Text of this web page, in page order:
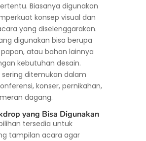
Biasanya digunakan
konsep visual dan
yang diselenggarakan.
digunakan bisa berupa
papan, atau bahan lainnya
kebutuhan desain.
sering ditemukan dalam
konser, pernikahan,
dagang.
yang Bisa Digunakan
tersedia untuk
tampilan acara agar